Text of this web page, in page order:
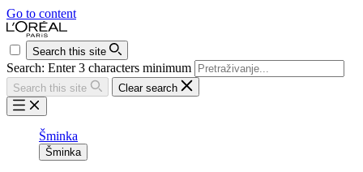
Go to content
Search this site
Search: Enter 3 characters minimum
Search this site Clear search
Šminka
Šminka